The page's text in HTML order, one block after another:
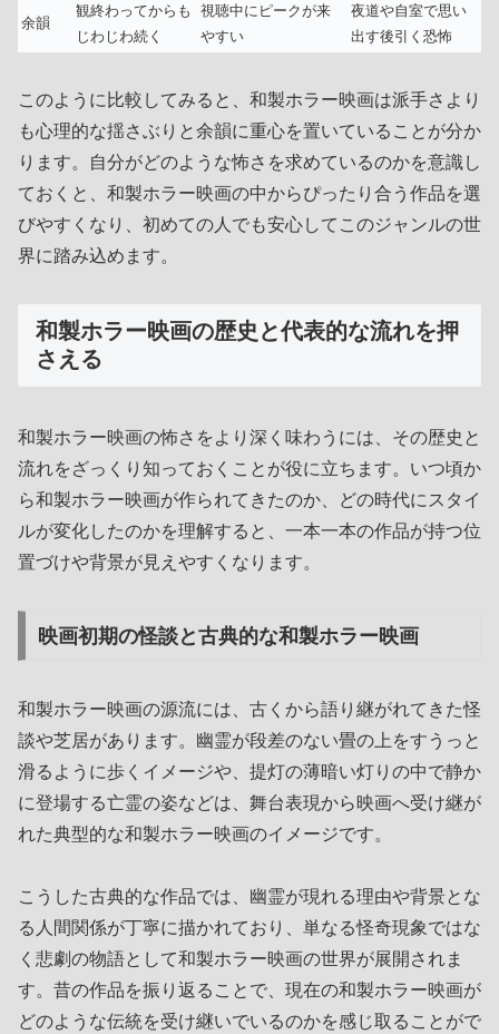
余韻
観終わってからも
じわじわ続く
視聴中にピークが来
やすい
夜道や自室で思い
出す後引く恐怖
このように比較してみると、和製ホラー映画は派手さより
も心理的な揺さぶりと余韻に重心を置いていることが分か
ります。自分がどのような怖さを求めているのかを意識し
ておくと、和製ホラー映画の中からぴったり合う作品を選
びやすくなり、初めての人でも安心してこのジャンルの世
界に踏み込めます。
和製ホラー映画の歴史と代表的な流れを押
さえる
和製ホラー映画の怖さをより深く味わうには、その歴史と
流れをざっくり知っておくことが役に立ちます。いつ頃か
ら和製ホラー映画が作られてきたのか、どの時代にスタイ
ルが変化したのかを理解すると、一本一本の作品が持つ位
置づけや背景が見えやすくなります。
映画初期の怪談と古典的な和製ホラー映画
和製ホラー映画の源流には、古くから語り継がれてきた怪
談や芝居があります。幽霊が段差のない畳の上をすうっと
滑るように歩くイメージや、提灯の薄暗い灯りの中で静か
に登場する亡霊の姿などは、舞台表現から映画へ受け継が
れた典型的な和製ホラー映画のイメージです。
こうした古典的な作品では、幽霊が現れる理由や背景とな
る人間関係が丁寧に描かれており、単なる怪奇現象ではな
く悲劇の物語として和製ホラー映画の世界が展開されま
す。昔の作品を振り返ることで、現在の和製ホラー映画が
どのような伝統を受け継いでいるのかを感じ取ることがで